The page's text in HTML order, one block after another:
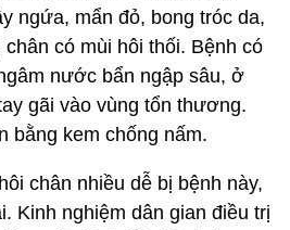
ngứa, mẩn đỏ, bong tróc da,
có mùi hôi thối. Bệnh có
nước bẩn ngập sâu, ở
gãi vào vùng tổn thương.
bằng kem chống nấm.
chân nhiều dễ bị bệnh này,
Kinh nghiệm dân gian điều trị